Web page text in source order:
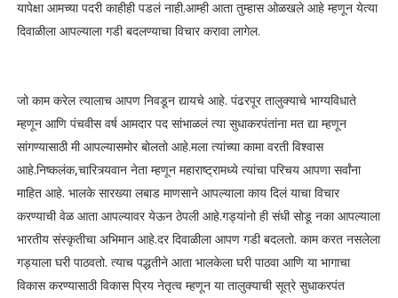
यापेक्षा आमच्या पदरी काहीही पडलं नाही.आम्ही आता तुम्हास ओळखले आहे म्हणून येत्या
दिवाळीला आपल्याला गडी बदलण्याचा विचार करावा लागेल.
जो काम करेल त्यालाच आपण निवडून द्यायचे आहे. पंढरपूर तालुक्याचे भाग्यविधाते
म्हणून आणि पंचवीस वर्ष आमदार पद सांभाळलं त्या सुधाकरपंतांना मत द्या म्हणून
सांगण्यासाठी मी आपल्यासमोर बोलतो आहे.मला त्यांच्या कामा वरती विश्वास
आहे.निष्कलंक,चारित्र्यवान नेता म्हणून महाराष्ट्रामध्ये त्यांचा परिचय आपणा सर्वांना
माहित आहे. भालके सारख्या लबाड माणसाने आपल्याला काय दिलं याचा विचार
करण्याची वेळ आता आपल्यावर येऊन ठेपली आहे.गड्यांनो ही संधी सोडू नका आपल्याला
भारतीय संस्कृतीचा अभिमान आहे.दर दिवाळीला आपण गडी बदलतो. काम करत नसलेला
गड्याला घरी पाठवतो. त्याच पद्धतीने आता भालकेला घरी पाठवा आणि या भागाचा
विकास करण्यासाठी विकास प्रिय नेतृत्व म्हणून या तालुक्याची सूत्रे सुधाकरपंत